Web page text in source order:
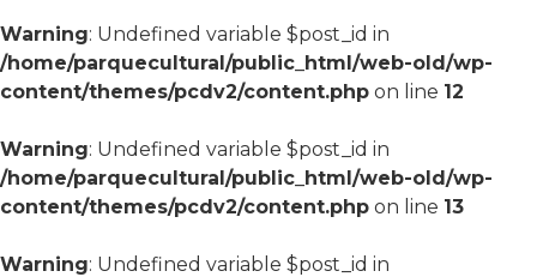
Warning: Undefined variable $post_id in
/home/parquecultural/public_html/web-old/wp-
content/themes/pcdv2/content.php on line 12
Warning: Undefined variable $post_id in
/home/parquecultural/public_html/web-old/wp-
content/themes/pcdv2/content.php on line 13
Warning: Undefined variable $post_id in